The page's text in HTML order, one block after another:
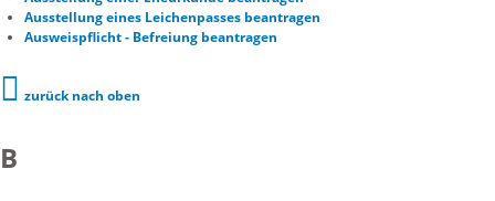
Ausstellung eines Leichenpasses beantragen
Ausweispflicht - Befreiung beantragen
zurück nach oben
B